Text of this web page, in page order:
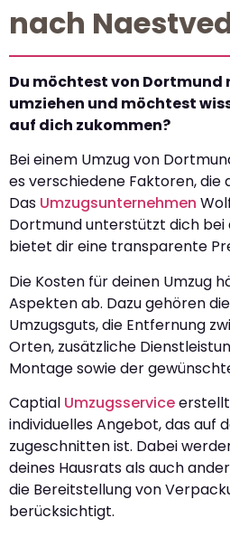
nach
Du möchtest von Dortmund
umziehen und möchtest
auf dich zukommen?
Bei einem Umzug von
es verschiedene Faktoren, die
Das Umzugsunternehmen
Dortmund unterstützt dich bei
bietet dir eine transparente
Die Kosten für deinen Umzug
Aspekten ab. Dazu gehören
Umzugsguts, die Entfernung
Orten, zusätzliche
Montage sowie der
Captial Umzugsservice
individuelles Angebot, das auf
zugeschnitten ist. Dabei
deines Hausrats als auch
die Bereitstellung von
berücksichtigt.